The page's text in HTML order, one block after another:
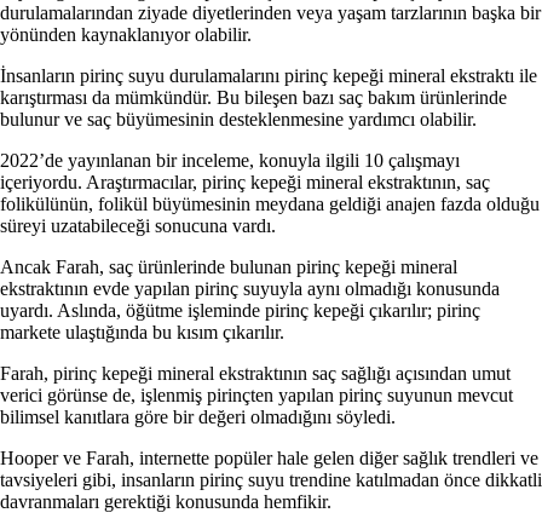
durulamalarından ziyade diyetlerinden veya yaşam tarzlarının başka bir
yönünden kaynaklanıyor olabilir.
İnsanların pirinç suyu durulamalarını pirinç kepeği mineral ekstraktı ile
karıştırması da mümkündür. Bu bileşen bazı saç bakım ürünlerinde
bulunur ve saç büyümesinin desteklenmesine yardımcı olabilir.
2022’de yayınlanan bir inceleme, konuyla ilgili 10 çalışmayı
içeriyordu. Araştırmacılar, pirinç kepeği mineral ekstraktının, saç
folikülünün, folikül büyümesinin meydana geldiği anajen fazda olduğu
süreyi uzatabileceği sonucuna vardı.
Ancak Farah, saç ürünlerinde bulunan pirinç kepeği mineral
ekstraktının evde yapılan pirinç suyuyla aynı olmadığı konusunda
uyardı. Aslında, öğütme işleminde pirinç kepeği çıkarılır; pirinç
markete ulaştığında bu kısım çıkarılır.
Farah, pirinç kepeği mineral ekstraktının saç sağlığı açısından umut
verici görünse de, işlenmiş pirinçten yapılan pirinç suyunun mevcut
bilimsel kanıtlara göre bir değeri olmadığını söyledi.
Hooper ve Farah, internette popüler hale gelen diğer sağlık trendleri ve
tavsiyeleri gibi, insanların pirinç suyu trendine katılmadan önce dikkatli
davranmaları gerektiği konusunda hemfikir.